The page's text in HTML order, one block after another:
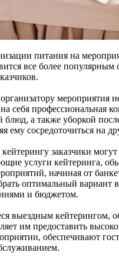
питания на
все более
мероприятия
себя профессиональная
блюд, а также уборкой
ему сосредоточиться на
заказчики
услуги кейтеринга,
начиная от
оптимальный вариант
и бюджетом.
выездным кейтерингом,
им предоставить
обеспечивают